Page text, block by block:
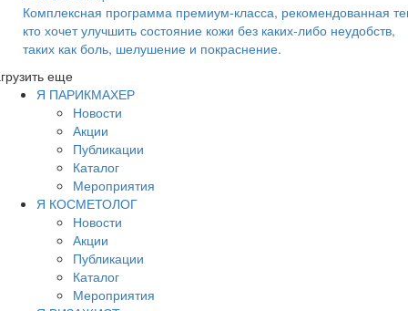
Комплексная программа премиум-класса, рекомендованная
кто хочет улучшить состояние кожи без каких-либо неудобств,
таких как боль, шелушение и покраснение.
еще
Я ПАРИКМАХЕР
Новости
Акции
Публикации
Каталог
Мероприятия
Я КОСМЕТОЛОГ
Новости
Акции
Публикации
Каталог
Мероприятия